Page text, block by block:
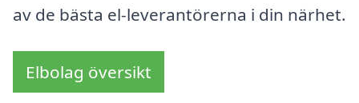
av de bästa el-leverantörerna i din närhet.
Elbolag översikt